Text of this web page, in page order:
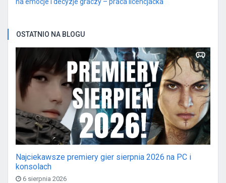
OSTATNIO NA BLOGU
Najciekawsze premiery gier sierpnia 2026 na PC i
konsolach
6 sierpnia 2026